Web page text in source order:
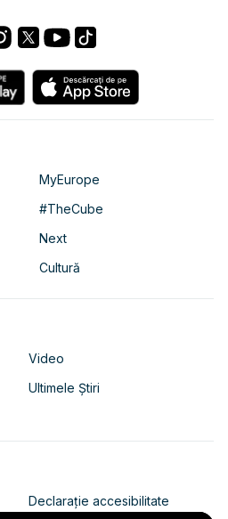
MyEurope
#TheCube
Next
Cultură
Video
Ultimele Știri
Declarație accesibilitate